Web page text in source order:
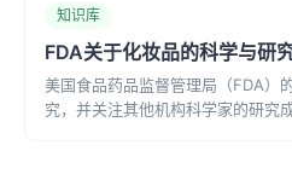
知识库
FDA关于化妆品的科学与研
美国食品药品监督管理局（FDA）
究，并关注其他机构科学家的研究